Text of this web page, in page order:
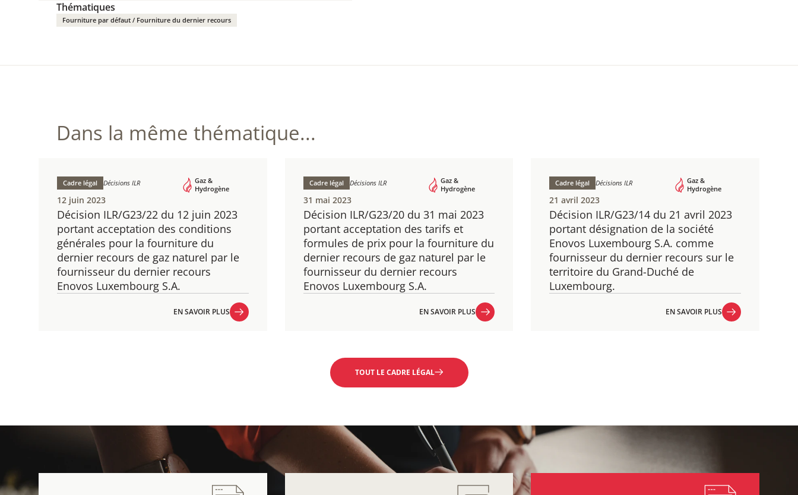
Thématiques
Fourniture par défaut / Fourniture du dernier recours
Dans la même thématique...
Décision ILR/G23/22 du 12 juin 2023
portant acceptation des conditions
générales pour la fourniture du
dernier recours de gaz naturel par le
fournisseur du dernier recours
Enovos Luxembourg S.A.
Cadre légal Décisions ILR
Gaz &
Hydrogène
12 juin 2023
EN SAVOIR PLUS
Décision ILR/G23/20 du 31 mai 2023
portant acceptation des tarifs et
formules de prix pour la fourniture du
dernier recours de gaz naturel par le
fournisseur du dernier recours
Enovos Luxembourg S.A.
Cadre légal Décisions ILR
Gaz &
Hydrogène
31 mai 2023
EN SAVOIR PLUS
Décision ILR/G23/14 du 21 avril 2023
portant désignation de la société
Enovos Luxembourg S.A. comme
fournisseur du dernier recours sur le
territoire du Grand-Duché de
Luxembourg.
Cadre légal Décisions ILR
Gaz &
Hydrogène
21 avril 2023
EN SAVOIR PLUS
TOUT LE CADRE LÉGAL